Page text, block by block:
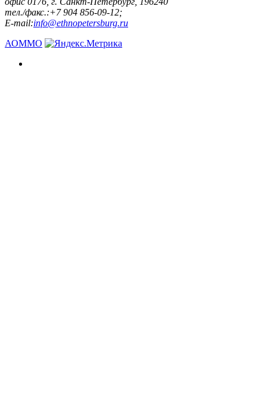
тел./факс.:+7 904 856-09-12;
E-mail:info@ethnopetersburg.ru
АОММО